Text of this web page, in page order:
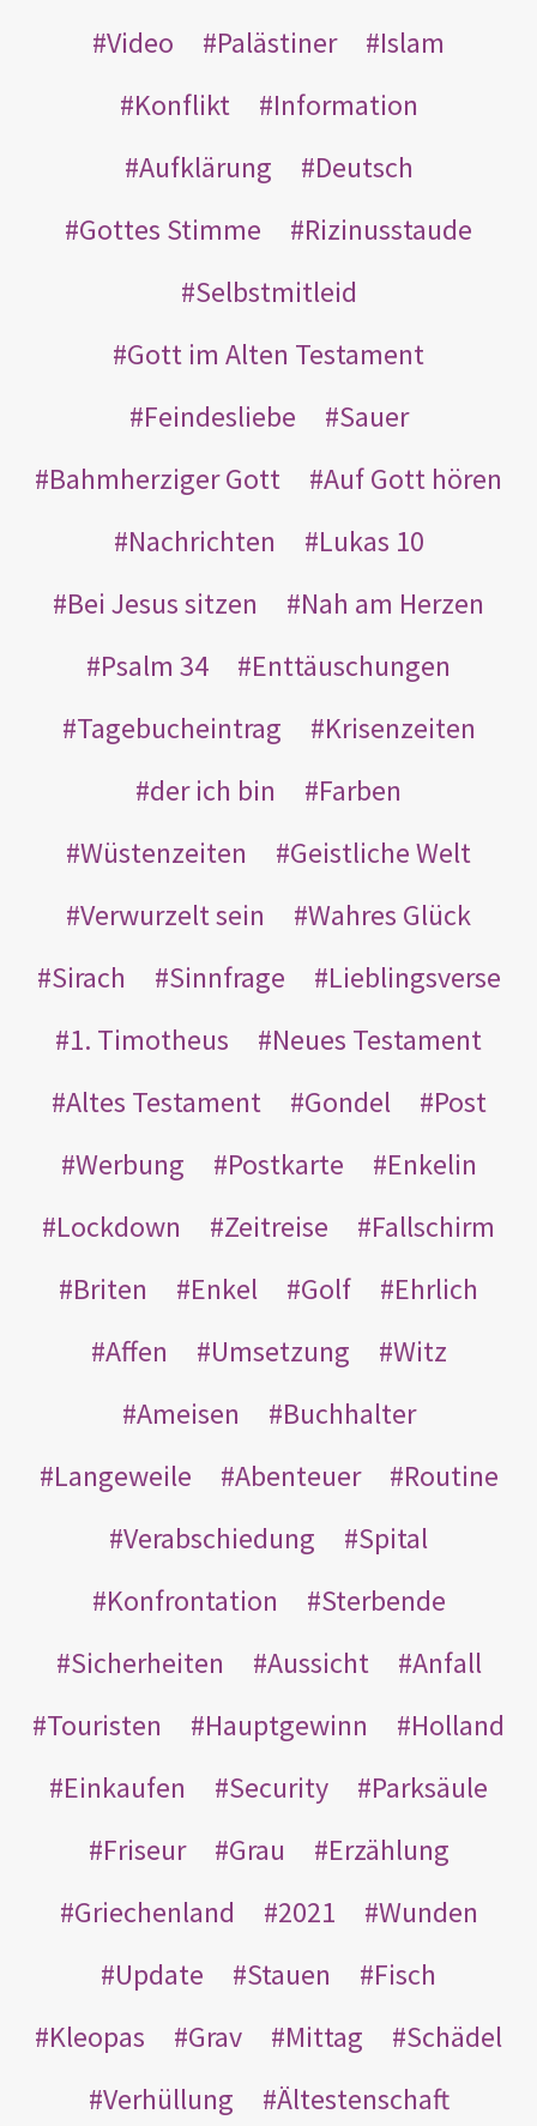
Video
Palästiner
Islam
Konflikt
Information
Aufklärung
Deutsch
Gottes Stimme
Rizinusstaude
Selbstmitleid
Gott im Alten Testament
Feindesliebe
Sauer
Bahmherziger Gott
Auf Gott hören
Nachrichten
Lukas 10
Bei Jesus sitzen
Nah am Herzen
Psalm 34
Enttäuschungen
Tagebucheintrag
Krisenzeiten
der ich bin
Farben
Wüstenzeiten
Geistliche Welt
Verwurzelt sein
Wahres Glück
Sirach
Sinnfrage
Lieblingsverse
1. Timotheus
Neues Testament
Altes Testament
Gondel
Post
Werbung
Postkarte
Enkelin
Lockdown
Zeitreise
Fallschirm
Briten
Enkel Golf
Ehrlich
Affen
Umsetzung
Witz
Ameisen
Buchhalter
Langeweile
Abenteuer
Routine
Verabschiedung
Spital
Konfrontation
Sterbende
Sicherheiten
Aussicht
Anfall
Touristen
Hauptgewinn
Holland
Einkaufen
Security
Parksäule
Friseur
Grau
Erzählung
Griechenland
2021
Wunden
Update
Stauen
Fisch
Kleopas
Grav Mittag
Schädel
Verhüllung
Ältestenschaft